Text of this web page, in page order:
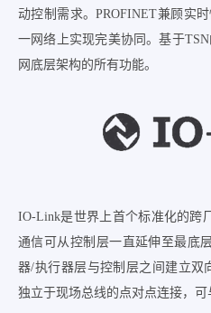
动控制需求。PROFINET兼顾实
一网络上实现完美协同。基于
网底层架构的所有功能。
IO-Link是世界上首个标准化的跨
通信可从控制层一直延伸至最底
器/执行器层与控制层之间建立双
独立于现场总线的点对点连接，可